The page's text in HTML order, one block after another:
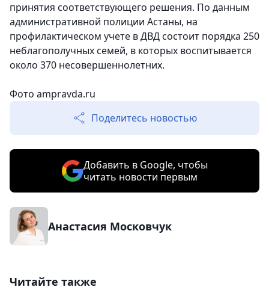
принятия соответствующего решения. По данным
административной полиции Астаны, на
профилактическом учете в ДВД состоит порядка 250
неблагополучных семей, в которых воспитывается
около 370 несовершеннолетних.
Фото ampravda.ru
Поделитесь новостью
Добавить в Google, чтобы
читать новости первым
Анастасия Московчук
Читайте также